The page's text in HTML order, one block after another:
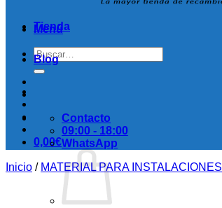
Menú
Buscar
por:
0,00€
Tienda
Blog
Contacto
09:00 - 18:00
WhatsApp
Inicio / MATERIAL PARA INSTALACIONES